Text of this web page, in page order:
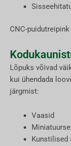
CNC-
Lõpuks võivad
kui ühendada
järgmist:
Vaasid
Kunstilised